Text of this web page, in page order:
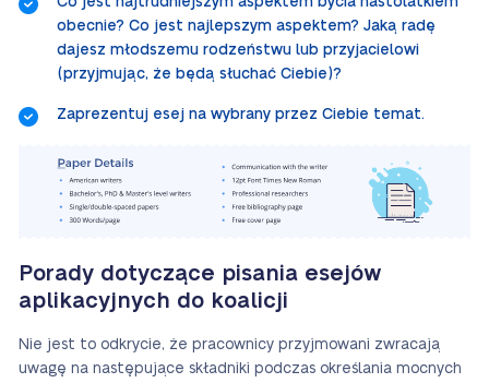
obecnie? Co jest najlepszym aspektem? Jaką radę
dajesz młodszemu rodzeństwu lub przyjacielowi
(przyjmując, że będą słuchać Ciebie)?
Zaprezentuj esej na wybrany przez Ciebie temat.
Porady dotyczące pisania esejów
aplikacyjnych do koalicji
Nie jest to odkrycie, że pracownicy przyjmowani zwracają
uwagę na następujące składniki podczas określania mocnych